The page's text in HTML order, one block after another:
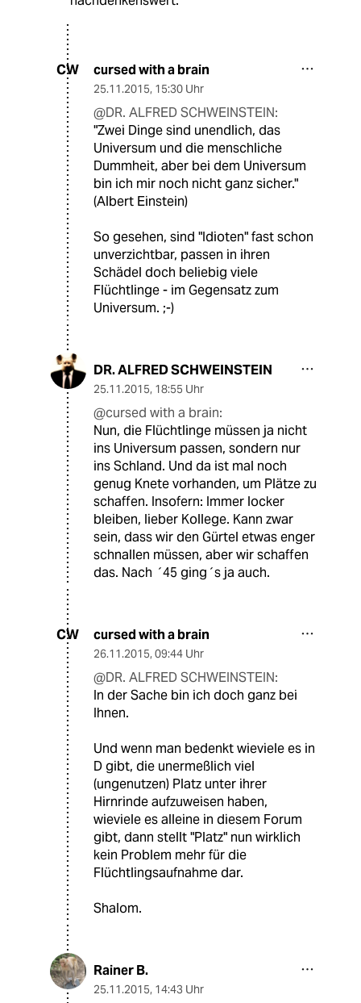
CW cursed with a brain
25.11.2015, 15:30 Uhr
@DR. ALFRED SCHWEINSTEIN:
"Zwei Dinge sind unendlich, das
Universum und die menschliche
Dummheit, aber bei dem Universum
bin ich mir noch nicht ganz sicher."
(Albert Einstein)
So gesehen, sind "Idioten" fast schon
unverzichtbar, passen in ihren
Schädel doch beliebig viele
Flüchtlinge - im Gegensatz zum
Universum. ;-)
DR. ALFRED SCHWEINSTEIN
25.11.2015, 18:55 Uhr
@cursed with a brain:
Nun, die Flüchtlinge müssen ja nicht
ins Universum passen, sondern nur
ins Schland. Und da ist mal noch
genug Knete vorhanden, um Plätze zu
schaffen. Insofern: Immer locker
bleiben, lieber Kollege. Kann zwar
sein, dass wir den Gürtel etwas enger
schnallen müssen, aber wir schaffen
das. Nach ´45 ging´s ja auch.
CW cursed with a brain
26.11.2015, 09:44 Uhr
@DR. ALFRED SCHWEINSTEIN:
In der Sache bin ich doch ganz bei
Ihnen.
Und wenn man bedenkt wieviele es in
D gibt, die unermeßlich viel
(ungenutzen) Platz unter ihrer
Hirnrinde aufzuweisen haben,
wieviele es alleine in diesem Forum
gibt, dann stellt "Platz" nun wirklich
kein Problem mehr für die
Flüchtlingsaufnahme dar.
Shalom.
Rainer B.
25.11.2015, 14:43 Uhr